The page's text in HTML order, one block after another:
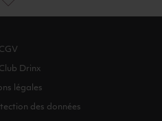
CGV
Drinx
légales
des données